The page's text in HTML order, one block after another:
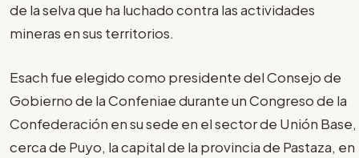
de la selva que ha luchado contra las actividades
mineras en sus territorios.
Esach fue elegido como presidente del Consejo de
Gobierno de la Confeniae durante un Congreso de la
Confederación en su sede en el sector de Unión Base,
cerca de Puyo, la capital de la provincia de Pastaza, en